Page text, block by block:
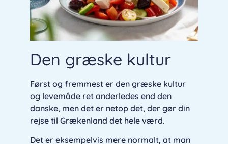
Den græske kultur
Først og fremmest er den græske kultur
og levemåde ret anderledes end den
danske, men det er netop det, der gør din
rejse til Grækenland det hele værd.
Det er eksempelvis mere normalt, at man